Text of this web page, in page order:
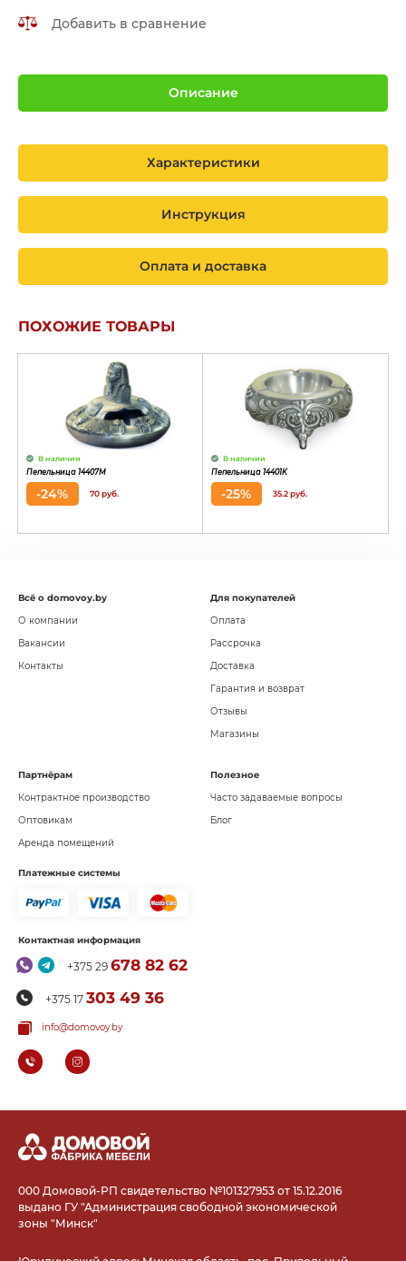
Добавить в сравнение
Описание
Характеристики
Инструкция
Оплата и доставка
ПОХОЖИЕ ТОВАРЫ
В наличии
Пепельница 14407M
-24% 70 руб.
В наличии
Пепельница 14401K
-25% 35.2 руб.
Всё о domovoy.by
О компании
Вакансии
Контакты
Для покупателей
Оплата
Рассрочка
Доставка
Гарантия и возврат
Отзывы
Магазины
Партнёрам
Контрактное производство
Оптовикам
Аренда помещений
Полезное
Часто задаваемые вопросы
Блог
Платежные системы
Контактная информация
+375 29 678 82 62
+375 17 303 49 36
info@domovoy.by
000 Домовой-РП свидетельство №101327953 от 15.12.2016
выдано ГУ "Администрация свободной экономической
зоны "Минск"